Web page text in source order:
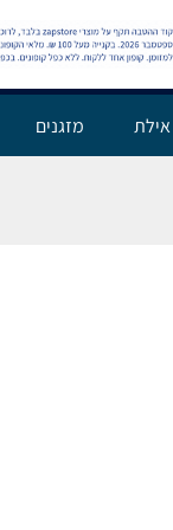
מזגנים